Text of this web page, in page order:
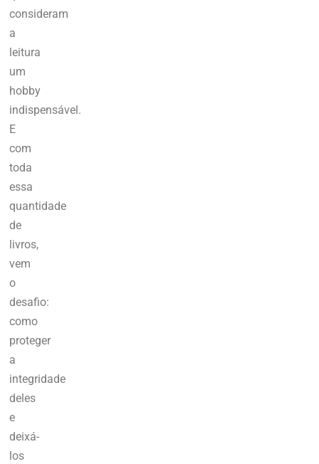
consideram
a
leitura
um
hobby
indispensável.
E
com
toda
essa
quantidade
de
livros,
vem
o
desafio:
como
proteger
a
integridade
deles
e
deixá-
los